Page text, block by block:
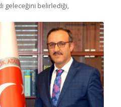
geleceğini belirlediği,